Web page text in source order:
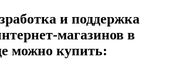
и поддержка
магазинов в
можно купить: